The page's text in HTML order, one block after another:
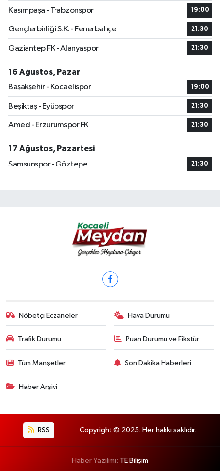
Kasımpaşa - Trabzonspor 19:00
Gençlerbirliği S.K. - Fenerbahçe 21:30
Gaziantep FK - Alanyaspor 21:30
16 Ağustos, Pazar
Başakşehir - Kocaelispor
19:00
Beşiktaş - Eyüpspor 21:30
Amed - Erzurumspor FK 21:30
17 Ağustos, Pazartesi
Samsunspor - Göztepe
21:30
Nöbetçi Eczaneler Hava Durumu
Trafik Durumu Puan Durumu ve Fikstür
Tüm Manşetler Son Dakika Haberleri
Haber Arşivi
RSS Copyright © 2025. Her hakkı saklıdır.
Haber Yazılımı: TE Bilişim